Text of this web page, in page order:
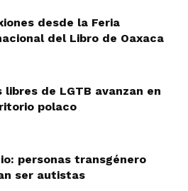
desde la Feria
del Libro de Oaxaca
libres de LGTB avanzan en
polaco
personas transgénero
ser autistas